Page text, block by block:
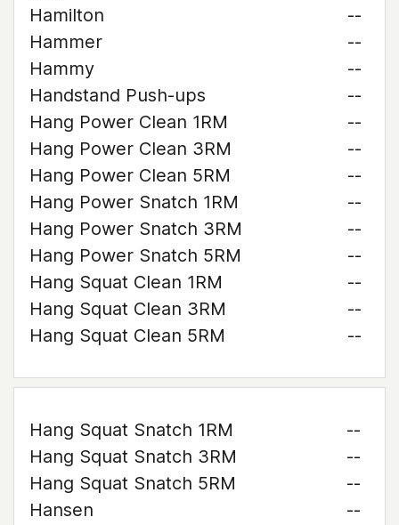
Hamilton
--
Hammer
--
Hammy
--
Handstand Push-ups
--
Hang Power Clean 1RM
--
Hang Power Clean 3RM
--
Hang Power Clean 5RM
--
Hang Power Snatch 1RM
--
Hang Power Snatch 3RM
--
Hang Power Snatch 5RM
--
Hang Squat Clean 1RM
--
Hang Squat Clean 3RM
--
Hang Squat Clean 5RM
--
Hang Squat Snatch 1RM
--
Hang Squat Snatch 3RM
--
Hang Squat Snatch 5RM
--
Hansen
--